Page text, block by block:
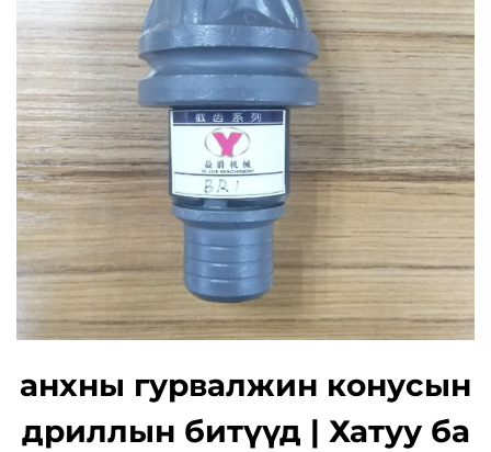
анхны гурвалжин конусын
дриллын битүүд | Хатуу ба